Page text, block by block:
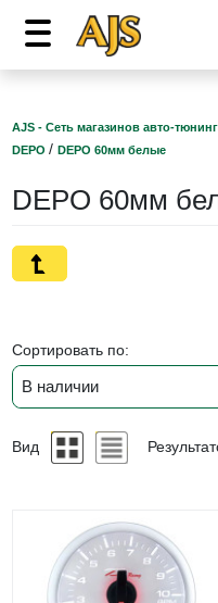
AJS - Сеть магазинов авто-
DEPO / DEPO 60мм белые
DEPO 60мм
Сортировать по:
В наличии
Вид